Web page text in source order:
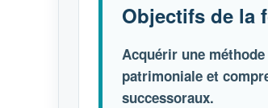
Objectifs de la
Acquérir une
patrimoniale et
successoraux.